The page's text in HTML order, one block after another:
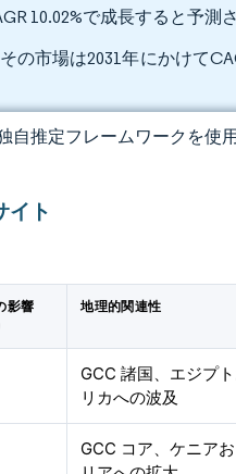
10.02%で成長すると予測
の市場は2031年にかけて
自推定フレームワークを使
イト
影響
地理的関連性
GCC 諸国、エジプ
リカへの波及
GCC コア、ケニア